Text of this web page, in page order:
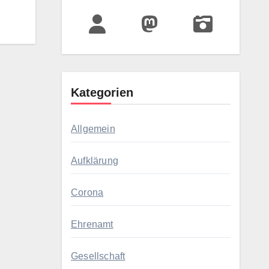
Kategorien
Allgemein
Aufklärung
Corona
Ehrenamt
Gesellschaft